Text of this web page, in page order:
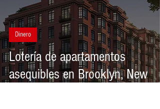
Lotería de apartamentos
asequibles en Brooklyn, New
Dinero